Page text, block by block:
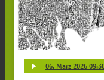
play_arrow 06. März 2026